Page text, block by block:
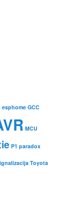
esphome GCC
MCU
P1 paradox
Toyota